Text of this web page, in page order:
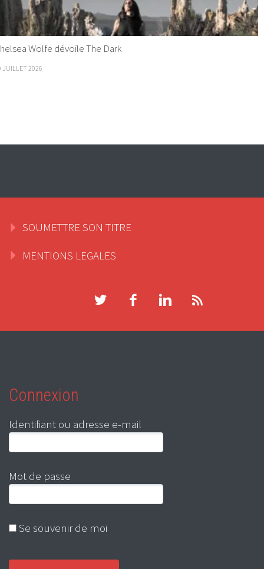
Wolfe dévoile The Dark
JUILLET 2026
SOUMETTRE SON TITRE
MENTIONS LEGALES
Connexion
Identifiant ou adresse e-mail
Mot de passe
Se souvenir de moi